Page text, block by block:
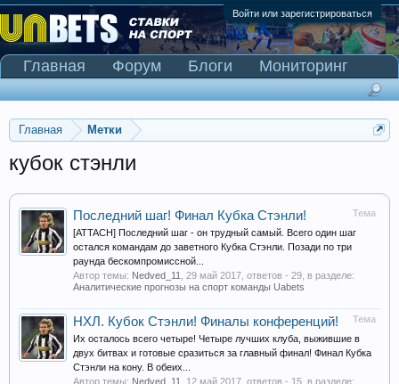
Войти или зарегистрироваться
Главная Метки
кубок стэнли
Тема
Последний шаг! Финал Кубка Стэнли!
[ATTACH] Последний шаг - он трудный самый. Всего один шаг
остался командам до заветного Кубка Стэнли. Позади по три
раунда бескомпромиссной...
Автор темы: Nedved_11 29 май 2017 , ответов - 29, в разделе:
Аналитические прогнозы на спорт команды Uabets
Тема
НХЛ. Кубок Стэнли! Финалы конференций!
Их осталось всего четыре! Четыре лучших клуба, выжившие в
двух битвах и готовые сразиться за главный финал! Финал Кубка
Стэнли на кону. В обеих...
Автор темы: Nedved_11 12 май 2017 , ответов - 15, в разделе:
Главная Форум Блоги
Мониторинг
Сканер Pinnacle